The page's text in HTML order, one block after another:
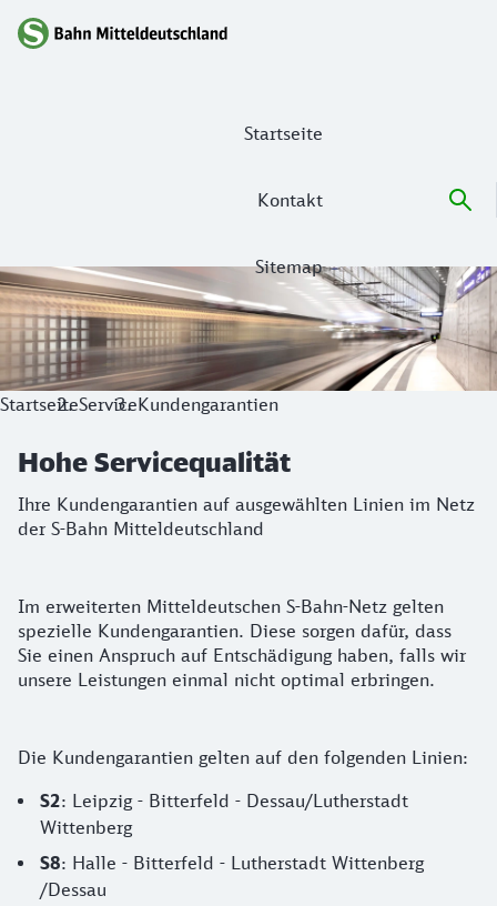
Startseite
Kontakt
Sitemap
Hauptnavigation
Hohe Servicequalität
Ihre Kundengarantien auf ausgewählten Linien im Netz
StartseiteServiceKundengarantien
Hohe Servicequalität
Ihre Kundengarantien auf ausgewählten Linien im Netz
der S-Bahn Mitteldeutschland
Im erweiterten Mitteldeutschen S-Bahn-Netz gelten
spezielle Kundengarantien. Diese sorgen dafür, dass
Sie einen Anspruch auf Entschädigung haben, falls wir
unsere Leistungen einmal nicht optimal erbringen.
Die Kundengarantien gelten auf den folgenden Linien:
S2: Leipzig - Bitterfeld - Dessau/Lutherstadt
Wittenberg
S8: Halle - Bitterfeld - Lutherstadt Wittenberg
/Dessau